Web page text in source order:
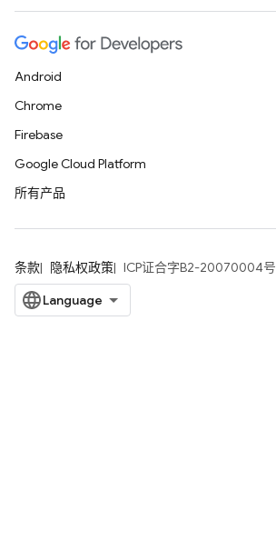
Android
Chrome
Firebase
Google Cloud Platform
所有产品
条款 隐私权政策 ICP证合字B2-20070004号